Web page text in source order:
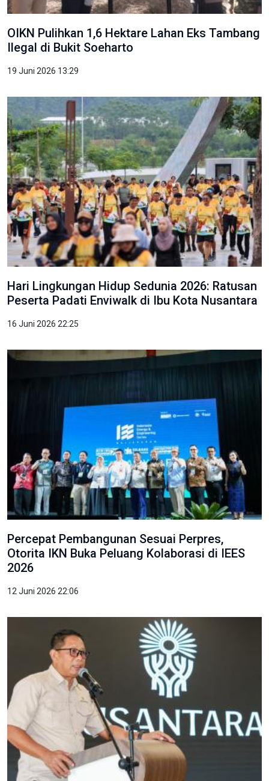
OIKN Pulihkan 1,6 Hektare Lahan Eks Tambang
Ilegal di Bukit Soeharto
19 Juni 2026 13:29
Hari Lingkungan Hidup Sedunia 2026: Ratusan
Peserta Padati Enviwalk di Ibu Kota Nusantara
16 Juni 2026 22:25
Percepat Pembangunan Sesuai Perpres,
Otorita IKN Buka Peluang Kolaborasi di IEES
2026
12 Juni 2026 22:06